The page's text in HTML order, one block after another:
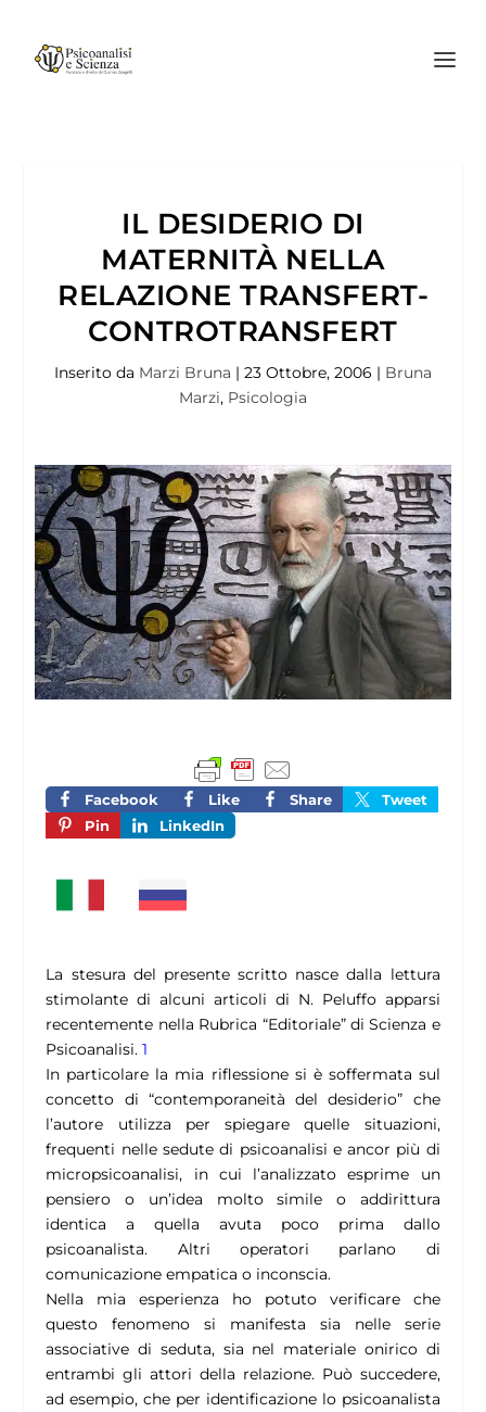
IL DESIDERIO DI
MATERNITÀ NELLA
RELAZIONE TRANSFERT-
CONTROTRANSFERT
Inserito da Marzi Bruna | 23 Ottobre, 2006 | Bruna
Marzi, Psicologia
Facebook Like Share
Tweet
Pin
LinkedIn
La stesura del presente scritto nasce dalla lettura
stimolante di alcuni articoli di N. Peluffo apparsi
recentemente nella Rubrica “Editoriale” di Scienza e
Psicoanalisi.1
In particolare la mia riflessione si è soffermata sul
concetto di “contemporaneità del desiderio” che
l’autore utilizza per spiegare quelle situazioni,
frequenti nelle sedute di psicoanalisi e ancor più di
micropsicoanalisi, in cui l’analizzato esprime un
pensiero o un’idea molto simile o addirittura
identica a quella avuta poco prima dallo
psicoanalista. Altri operatori parlano di
comunicazione empatica o inconscia.
Nella mia esperienza ho potuto verificare che
questo fenomeno si manifesta sia nelle serie
associative di seduta, sia nel materiale onirico di
entrambi gli attori della relazione. Può succedere,
ad esempio, che per identificazione lo psicoanalista